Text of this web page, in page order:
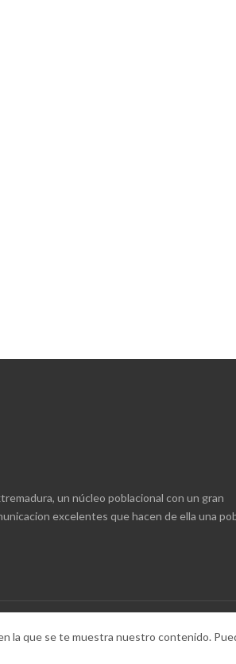
un núcleo poblacional con un gran
excelentes que hacen de ella una
la que se te muestra nuestro contenido.